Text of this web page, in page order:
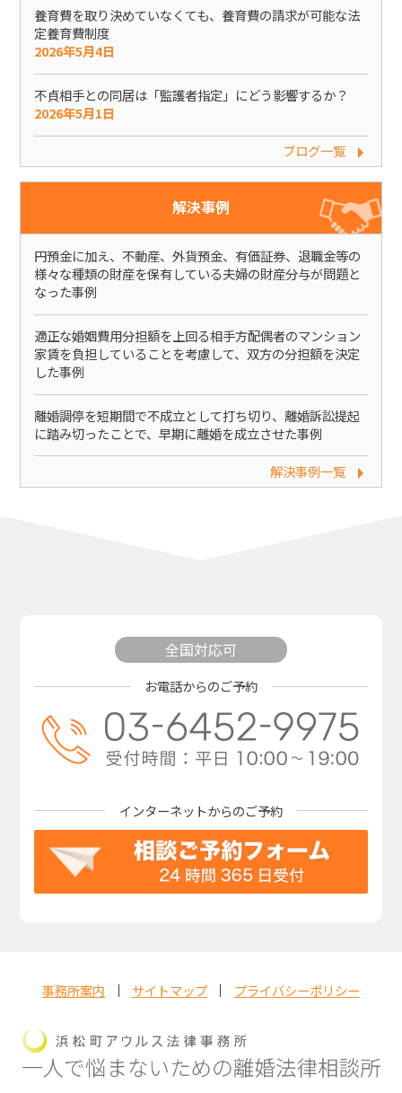
養育費を取り決めていなくても、養育費の請求が可能な法
定養育費制度
2026年5月4日
不貞相手との同居は「監護者指定」にどう影響するか？
2026年5月1日
ブログ一覧
解決事例
円預金に加え、不動産、外貨預金、有価証券、退職金等の
様々な種類の財産を保有している夫婦の財産分与が問題と
なった事例
適正な婚姻費用分担額を上回る相手方配偶者のマンション
家賃を負担していることを考慮して、双方の分担額を決定
した事例
離婚調停を短期間で不成立として打ち切り、離婚訴訟提起
に踏み切ったことで、早期に離婚を成立させた事例
解決事例一覧
全国対応可
お電話からのご予約
インターネットからのご予約
事務所案内 サイトマップ プライバシーポリシー